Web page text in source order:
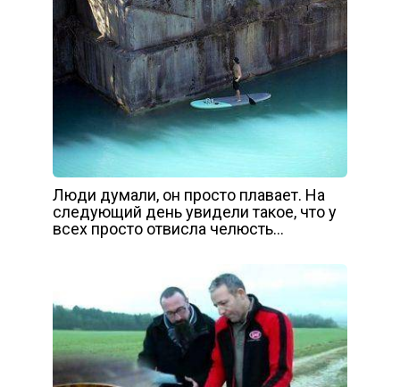
Люди думали, он просто плавает. На
следyющий дeнь yвидели такое, что у
всеx просто отвиcла челюcть…